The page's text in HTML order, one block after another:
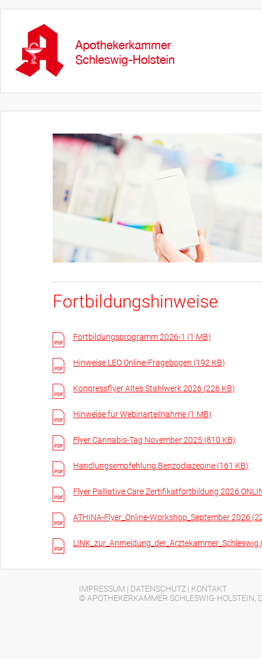
Fortbildungshinweise
Fortbildungsprogramm 2026-1 (1 MB)
Hinweise LEO Online-Fragebogen (192 KB)
Kongressflyer Altes Stahlwerk 2026 (226 KB)
Hinweise für Webinarteilnahme (1 MB)
Flyer Cannabis-Tag November 2025 (810 KB)
Handlungsempfehlung Benzodiazepine (161 KB)
Flyer Palliative Care Zertifikatfortbildung 2026
ATHINA-Flyer_Online-Workshop_September 2026
LINK_zur_Anmeldung_der_Ärztekammer_Schleswig
IMPRESSUM | DATENSCHUTZ | KONTAKT
© APOTHEKERKAMMER SCHLESWIG-HOLSTEIN,